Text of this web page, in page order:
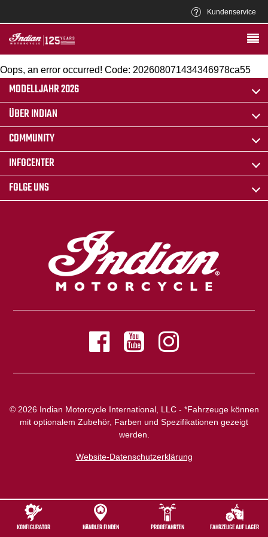
Kundenservice
Oops, an error occurred! Code: 202608071434346978ca55
MODELLJAHR 2026
ÜBER INDIAN
COMMUNITY
INFOCENTER
FOLGE UNS
© 2026 Indian Motorcycle International, LLC - *Fahrzeuge können
mit optionalem Zubehör, Farben und Spezifikationen gezeigt
werden.
Website-Datenschutzerklärung
KONFIGURATOR HÄNDLER FINDEN PROBEFAHRTEN FAHRZEUGE AUF LAGER